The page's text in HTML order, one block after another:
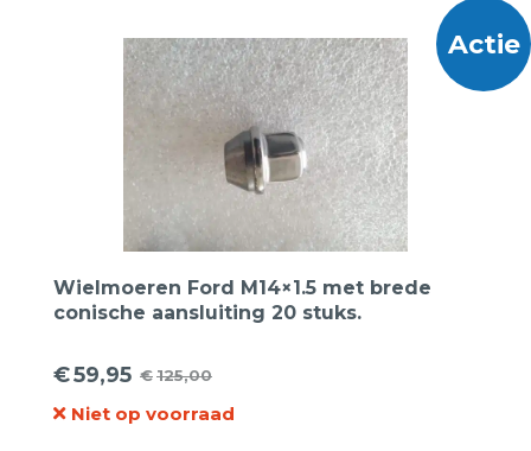
Actie
Wielmoeren Ford M14×1.5 met brede
conische aansluiting 20 stuks.
€125,00
Oorspronkelijke
prijs
€59,95
Huidige
prijs
Niet op voorraad